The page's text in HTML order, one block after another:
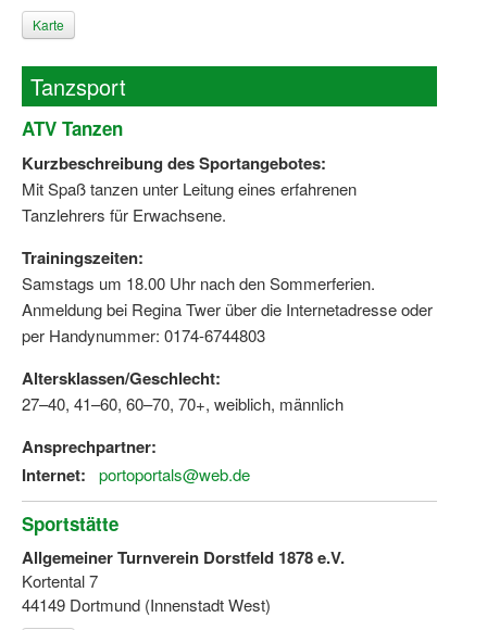
Karte
Tanzsport
ATV Tanzen
Kurzbeschreibung des Sportangebotes:
Mit Spaß tanzen unter Leitung eines erfahrenen
Tanzlehrers für Erwachsene.
Trainingszeiten:
Samstags um 18.00 Uhr nach den Sommerferien.
Anmeldung bei Regina Twer über die Internetadresse oder
per Handynummer: 0174-6744803
Altersklassen/Geschlecht:
27–40, 41–60, 60–70, 70+, weiblich, männlich
Ansprechpartner:
Internet:
portoportals@web.de
Sportstätte
Allgemeiner Turnverein Dorstfeld 1878 e.V.
Kortental 7
44149 Dortmund (Innenstadt West)